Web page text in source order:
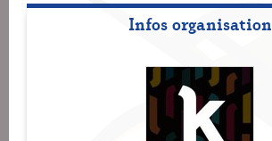
Infos organisation